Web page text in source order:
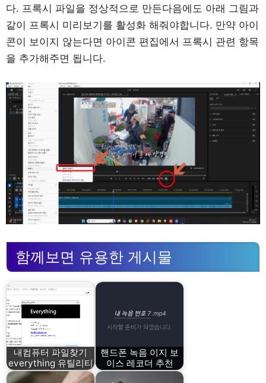
다. 프록시 파일을 정상적으로 만든다음에도 아래 그림과
같이 프록시 미리보기를 활성화 해줘야합니다. 만약 아이
콘이 보이지 않는다면 아이콘 편집에서 프록시 관련 항목
을 추가해주면 됩니다.
함께보면 유용한 게시물
내컴퓨터 파일찾기
everything 유틸리티
핸드폰 녹음 이지 보
이스 레코더 추천